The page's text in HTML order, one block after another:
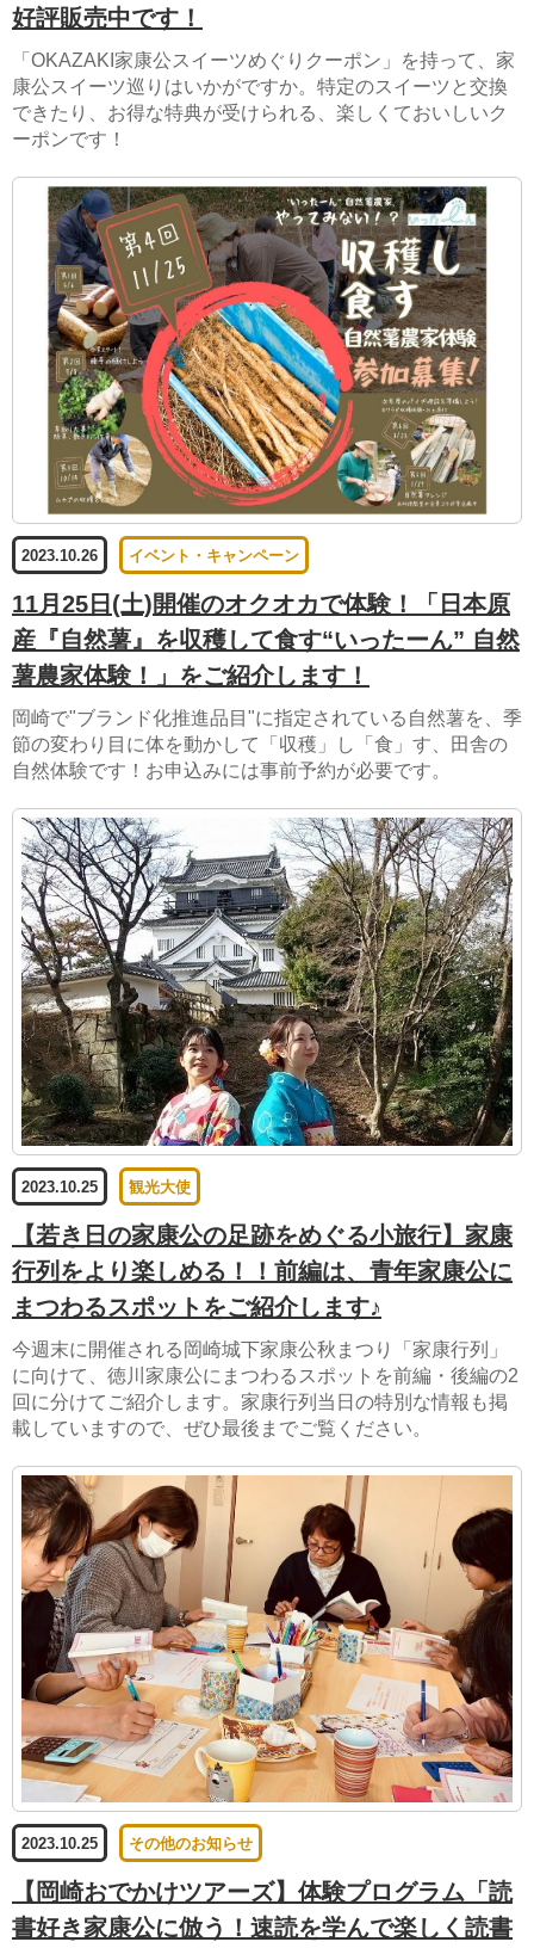
好評販売中です！
「OKAZAKI家康公スイーツめぐりクーポン」を持って、家
康公スイーツ巡りはいかがですか。特定のスイーツと交換
できたり、お得な特典が受けられる、楽しくておいしいク
ーポンです！
2023.10.26 イベント・キャンペーン
11月25日(土)開催のオクオカで体験！「日本原
産『自然薯』を収穫して食す“いったーん” 自然
薯農家体験！」をご紹介します！
岡崎で"ブランド化推進品目"に指定されている自然薯を、季
節の変わり目に体を動かして「収穫」し「食」す、田舎の
自然体験です！お申込みには事前予約が必要です。
2023.10.25 観光大使
【若き日の家康公の足跡をめぐる小旅行】家康
行列をより楽しめる！！前編は、青年家康公に
まつわるスポットをご紹介します♪
今週末に開催される岡崎城下家康公秋まつり「家康行列」
に向けて、徳川家康公にまつわるスポットを前編・後編の2
回に分けてご紹介します。家康行列当日の特別な情報も掲
載していますので、ぜひ最後までご覧ください。
2023.10.25 その他のお知らせ
【岡崎おでかけツアーズ】体験プログラム「読
書好き家康公に倣う！速読を学んで楽しく読書